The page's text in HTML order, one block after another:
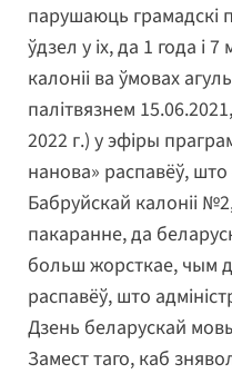
парушаюць грамадскі
ўдзел у іх, да 1 года і
калоніі ва ўмовах
палітвязнем
2022 г.) у эфіры
нанова» распавёў,
Бабруйскай калоніі
пакаранне, да
больш жорсткае, чым
распавёў, што
Дзень беларускай
Замест таго, каб